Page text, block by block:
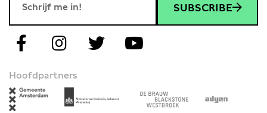
SUBSCRIBE
Hoofdpartners